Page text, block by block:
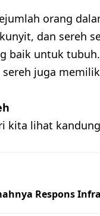
orang
dan sereh
baik untuk
juga
kita lihat
Respons